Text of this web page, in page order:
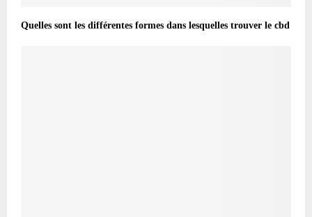
Quelles sont les différentes formes dans lesquelles trouver le cbd